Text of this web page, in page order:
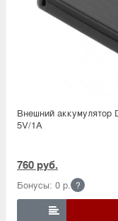
Внешний аккумулятор
5V/1A
760 руб.
Бонусы: 0 р. ?
